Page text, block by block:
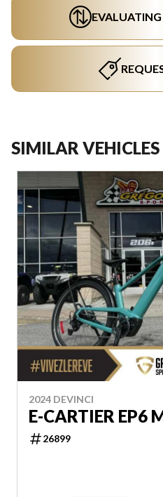
SIMILAR VEHICLES
2024 DEVINCI
E-CARTIER EP6
26899